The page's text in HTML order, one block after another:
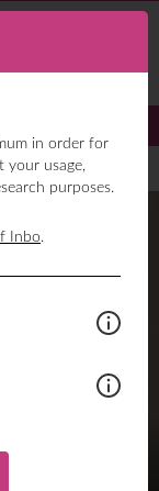
in order for
your usage,
purposes.
Inbo.